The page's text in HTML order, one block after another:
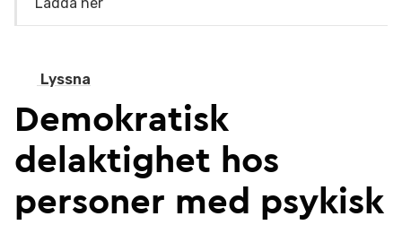
Lyssna
Demokratisk
delaktighet hos
personer med psykisk